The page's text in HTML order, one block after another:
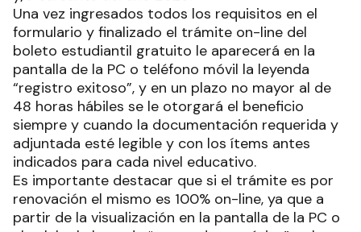
Una vez ingresados todos los requisitos en el
formulario y finalizado el trámite on-line del
boleto estudiantil gratuito le aparecerá en la
pantalla de la PC o teléfono móvil la leyenda
“registro exitoso”, y en un plazo no mayor al de
48 horas hábiles se le otorgará el beneficio
siempre y cuando la documentación requerida y
adjuntada esté legible y con los ítems antes
indicados para cada nivel educativo.
Es importante destacar que si el trámite es por
renovación el mismo es 100% on-line, ya que a
partir de la visualización en la pantalla de la PC o